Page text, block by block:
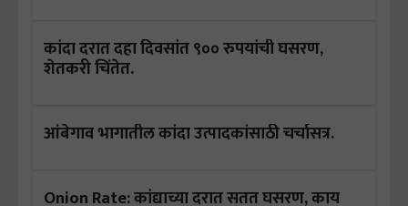
कांदा दरात दहा दिवसांत ९०० रुपयांची घसरण,
शेतकरी चिंतेत.
आंबेगाव भागातील कांदा उत्पादकांसाठी चर्चासत्र.
Onion Rate: कांद्याच्या दरात सतत घसरण, काय